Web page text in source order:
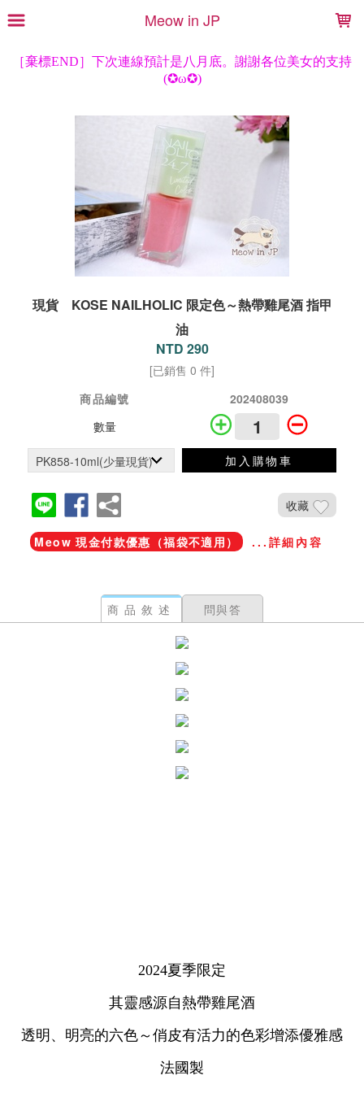
Meow in JP
現貨 KOSE NAILHOLIC 限定色～熱帶雞尾酒 指甲
油
NTD 290
[已銷售 0 件]
商品編號
202408039
數量
加入購物車
收藏
Meow 現金付款優惠（福袋不適用） ...詳細內容
商品敘述 問與答